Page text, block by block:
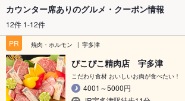
カウンター席ありのグルメ・クーポン情報
12件 1-12件
PR
焼肉・ホルモン 宇多津
ぴこぴこ精肉店 宇多津
こだわり食材 おいしいお肉が食べたい！
4001～5000円